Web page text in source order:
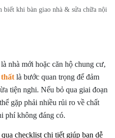
biết khi bàn giao nhà & sửa chữa nội
nhà mới hoặc căn hộ chung cư,
thất là bước quan trọng để đảm
tiện nghi. Nếu bỏ qua giai đoạn
gặp phải nhiều rủi ro về chất
phí không đáng có.
checklist chi tiết giúp bạn dễ